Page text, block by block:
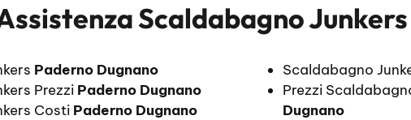
Scaldabagno
Paderno Dugnano
Prezzi Paderno Dugnano
Costi Paderno Dugnano
Scaldabagno
Prezzi
Dugnano